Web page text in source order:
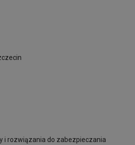
i rozwiązania do zabezpieczania